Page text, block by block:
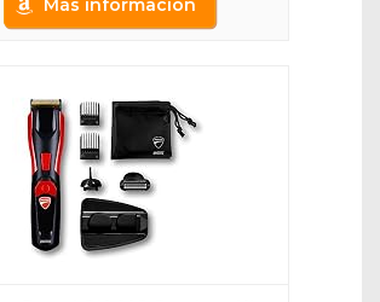
Más información